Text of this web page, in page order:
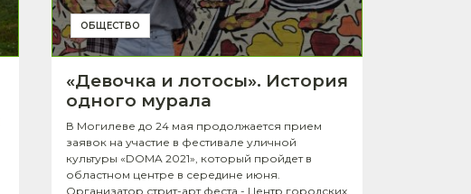
ОБЩЕСТВО
«Девочка и лотосы». История
одного мурала
В Могилеве до 24 мая продолжается прием
заявок на участие в фестивале уличной
культуры «DOMA 2021», который пройдет в
областном центре в середине июня.
Организатор стрит-арт феста - Центр городских